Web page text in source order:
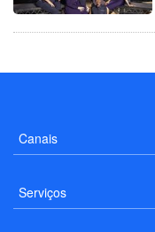
Canais
Serviços